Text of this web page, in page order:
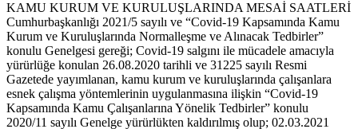
KAMU KURUM VE KURULUŞLARINDA MESAİ SAATLERİ
Cumhurbaşkanlığı 2021/5 sayılı ve “Covid-19 Kapsamında Kamu
Kurum ve Kuruluşlarında Normalleşme ve Alınacak Tedbirler”
konulu Genelgesi gereği; Covid-19 salgını ile mücadele amacıyla
yürürlüğe konulan 26.08.2020 tarihli ve 31225 sayılı Resmi
Gazetede yayımlanan, kamu kurum ve kuruluşlarında çalışanlara
esnek çalışma yöntemlerinin uygulanmasına ilişkin “Covid-19
Kapsamında Kamu Çalışanlarına Yönelik Tedbirler” konulu
2020/11 sayılı Genelge yürürlükten kaldırılmış olup; 02.03.2021